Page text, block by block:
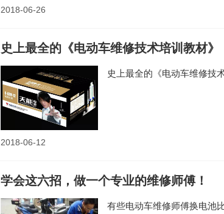
2018-06-26
史上最全的《电动车维修技术培训教材》
史上最全的《电动车维修技
2018-06-12
学会这六招，做一个专业的维修师傅！
有些电动车维修师傅换电池